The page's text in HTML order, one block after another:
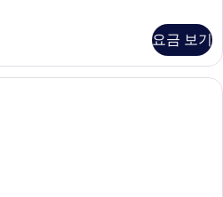
요금 보기